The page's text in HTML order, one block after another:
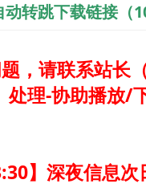
转跳下载链接（
，请联系站长
处理-协助播放/
】深夜信息